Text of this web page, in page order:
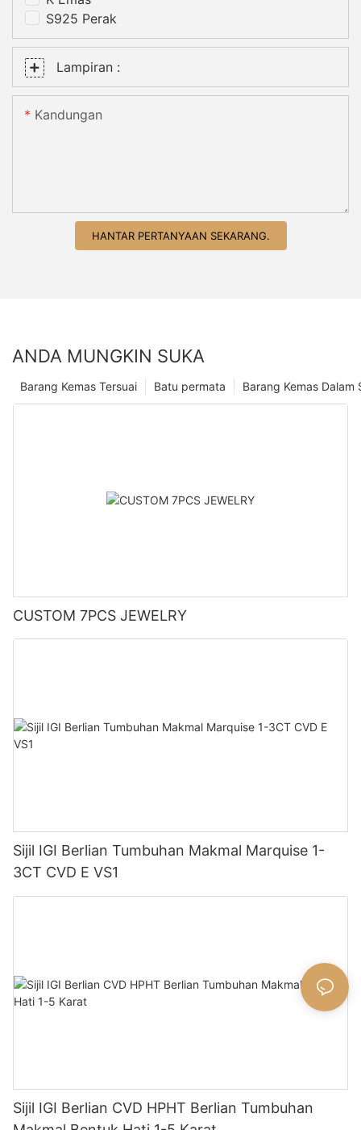
S925 Perak
Lampiran :
Kandungan
HANTAR PERTANYAAN SEKARANG.
ANDA MUNGKIN SUKA
Barang Kemas Dalam
Batu permata
Barang Kemas Tersuai
CUSTOM 7PCS JEWELRY
Sijil IGI Berlian Tumbuhan Makmal Marquise 1-
3CT CVD E VS1
Sijil IGI Berlian CVD HPHT Berlian Tumbuhan